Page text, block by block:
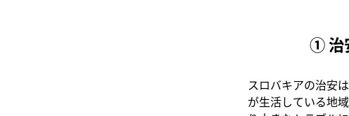
① 治
スロバキアの治安
が生活している地